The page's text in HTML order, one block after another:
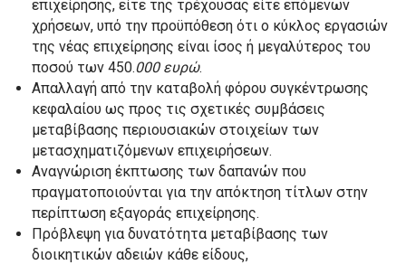
επιχείρησης, είτε της τρέχουσας είτε επόμενων
χρήσεων, υπό την προϋπόθεση ότι ο κύκλος εργασιών
της νέας επιχείρησης είναι ίσος ή μεγαλύτερος του
ποσού των 450.000 ευρώ.
Απαλλαγή από την καταβολή φόρου συγκέντρωσης
κεφαλαίου ως προς τις σχετικές συμβάσεις
μεταβίβασης περιουσιακών στοιχείων των
μετασχηματιζόμενων επιχειρήσεων.
Αναγνώριση έκπτωσης των δαπανών που
πραγματοποιούνται για την απόκτηση τίτλων στην
περίπτωση εξαγοράς επιχείρησης.
Πρόβλεψη για δυνατότητα μεταβίβασης των
διοικητικών αδειών κάθε είδους,